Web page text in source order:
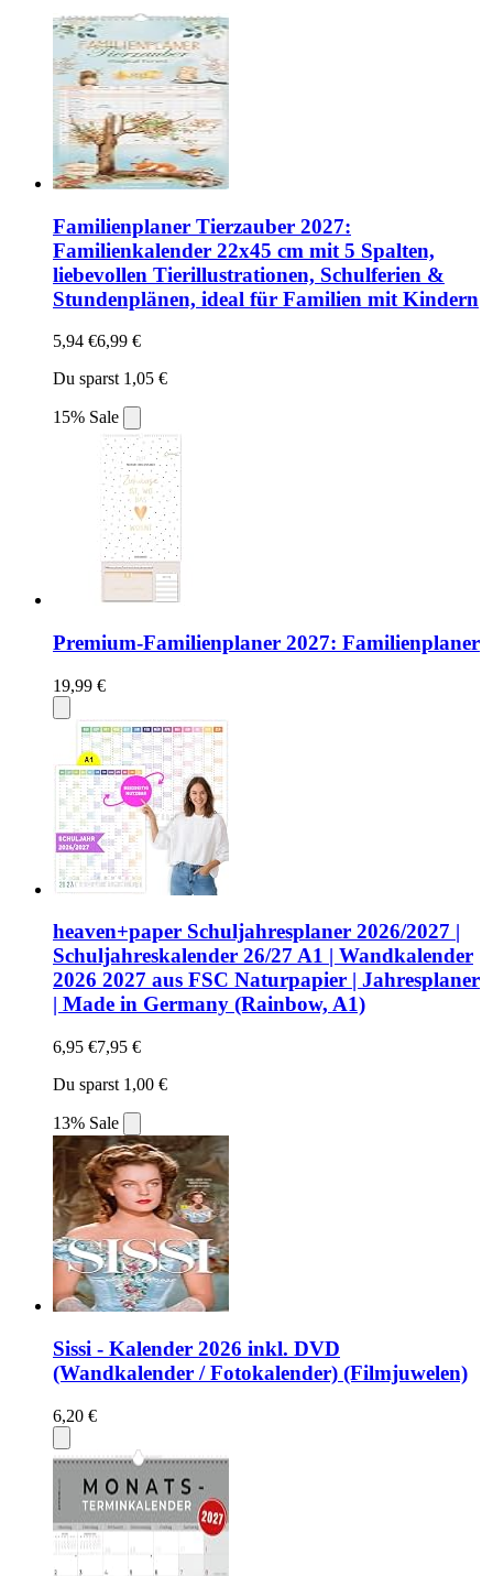
Familienplaner Tierzauber 2027:
Familienkalender 22x45 cm mit 5 Spalten,
liebevollen Tierillustrationen, Schulferien &
Stundenplänen, ideal für Familien mit Kindern
5,94 €6,99 €
Du sparst 1,05 €
15% Sale
Premium-Familienplaner 2027: Familienplaner
19,99 €
heaven+paper Schuljahresplaner 2026/2027 |
Schuljahreskalender 26/27 A1 | Wandkalender
2026 2027 aus FSC Naturpapier | Jahresplaner
| Made in Germany (Rainbow, A1)
6,95 €7,95 €
Du sparst 1,00 €
13% Sale
Sissi - Kalender 2026 inkl. DVD
(Wandkalender / Fotokalender) (Filmjuwelen)
6,20 €